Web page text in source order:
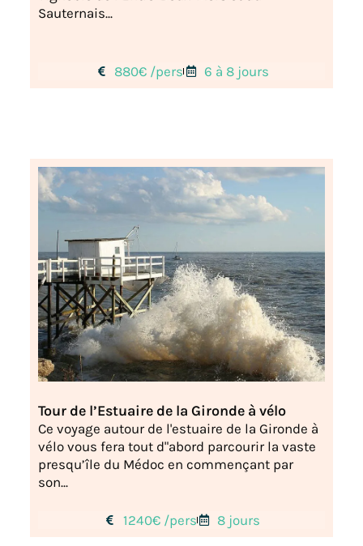
Sauternais...
880€ /pers 6 à 8 jours
Tour de l’Estuaire de la Gironde à vélo
Ce voyage autour de l'estuaire de la Gironde à
vélo vous fera tout d"abord parcourir la vaste
presqu’île du Médoc en commençant par
son...
1240€ /pers 8 jours